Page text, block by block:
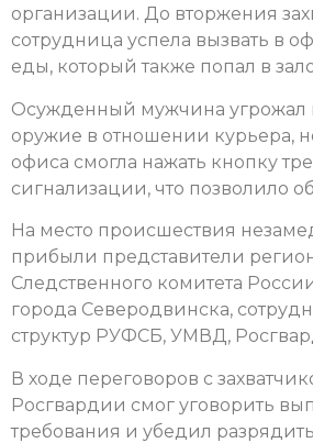
организации. До вторжения
сотрудница успела вызвать в
еды, который также попал в
Осужденный мужчина угрожал
оружие в отношении курьера,
офиса смогла нажать кнопку
сигнализации, что позволило
На место происшествия
прибыли представители
Следственного комитета
города Северодвинска,
структур РУФСБ, УМВД,
В ходе переговоров с
Росгвардии смог уговорить
требования и убедил